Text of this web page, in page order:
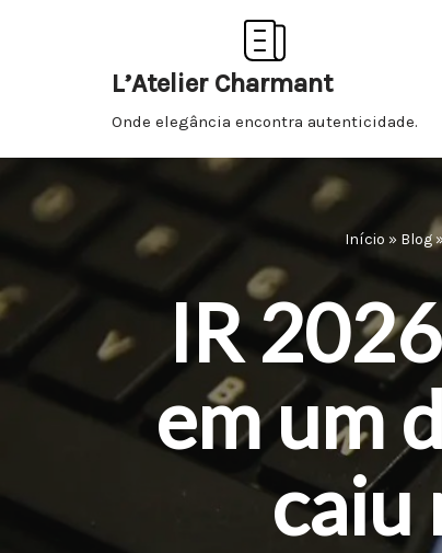
conteúdo
L’Atelier Charmant
Onde elegância encontra autenticidade.
Início » Blog
IR
em um
caiu